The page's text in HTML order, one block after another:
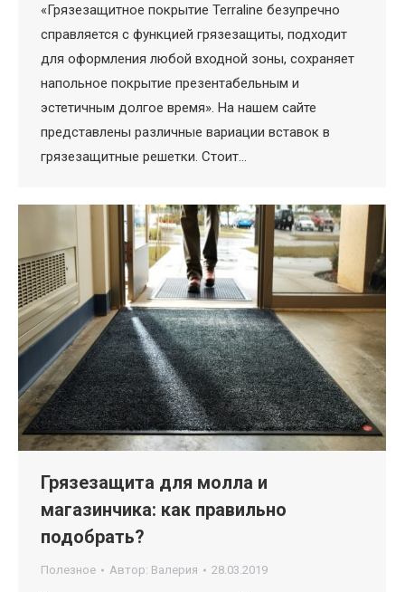
«Грязезащитное покрытие Terraline безупречно
справляется с функцией грязезащиты, подходит
для оформления любой входной зоны, сохраняет
напольное покрытие презентабельным и
эстетичным долгое время». На нашем сайте
представлены различные вариации вставок в
грязезащитные решетки. Стоит…
Грязезащита для молла и
магазинчика: как правильно
подобрать?
Полезное Автор: Валерия 28.03.2019